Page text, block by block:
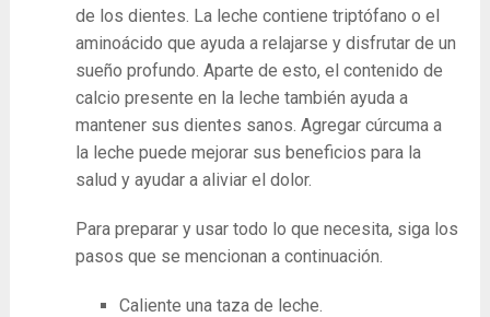
de los dientes. La leche contiene triptófano o el
aminoácido que ayuda a relajarse y disfrutar de un
sueño profundo. Aparte de esto, el contenido de
calcio presente en la leche también ayuda a
mantener sus dientes sanos. Agregar cúrcuma a
la leche puede mejorar sus beneficios para la
salud y ayudar a aliviar el dolor.
Para preparar y usar todo lo que necesita, siga los
pasos que se mencionan a continuación.
Caliente una taza de leche.